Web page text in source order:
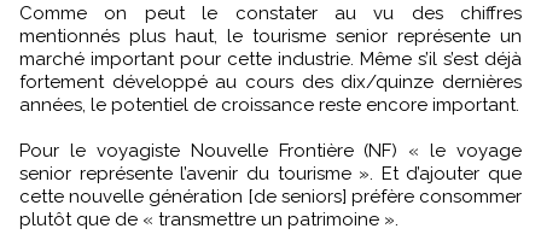
Comme on peut le constater au vu des chiffres
mentionnés plus haut, le tourisme senior représente un
marché important pour cette industrie. Même s’il s’est déjà
fortement développé au cours des dix/quinze dernières
années, le potentiel de croissance reste encore important.
Pour le voyagiste Nouvelle Frontière (NF) « le voyage
senior représente l’avenir du tourisme ». Et d’ajouter que
cette nouvelle génération [de seniors] préfère consommer
plutôt que de « transmettre un patrimoine ».